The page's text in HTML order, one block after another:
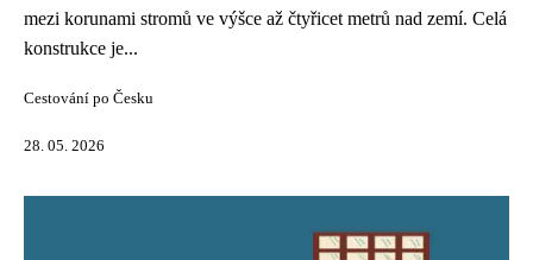
mezi korunami stromů ve výšce až čtyřicet metrů nad zemí. Celá
konstrukce je...
Cestování po Česku
28. 05. 2026